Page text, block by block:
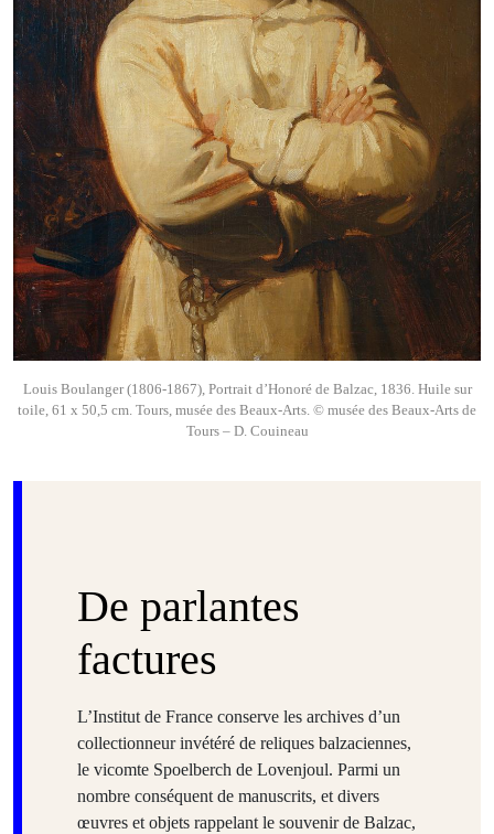
Louis Boulanger (1806-1867), Portrait d’Honoré de Balzac, 1836. Huile sur
toile, 61 x 50,5 cm. Tours, musée des Beaux-Arts. © musée des Beaux-Arts de
Tours – D. Couineau
De parlantes
factures
L’Institut de France conserve les archives d’un
collectionneur invétéré de reliques balzaciennes,
le vicomte Spoelberch de Lovenjoul. Parmi un
nombre conséquent de manuscrits, et divers
œuvres et objets rappelant le souvenir de Balzac,